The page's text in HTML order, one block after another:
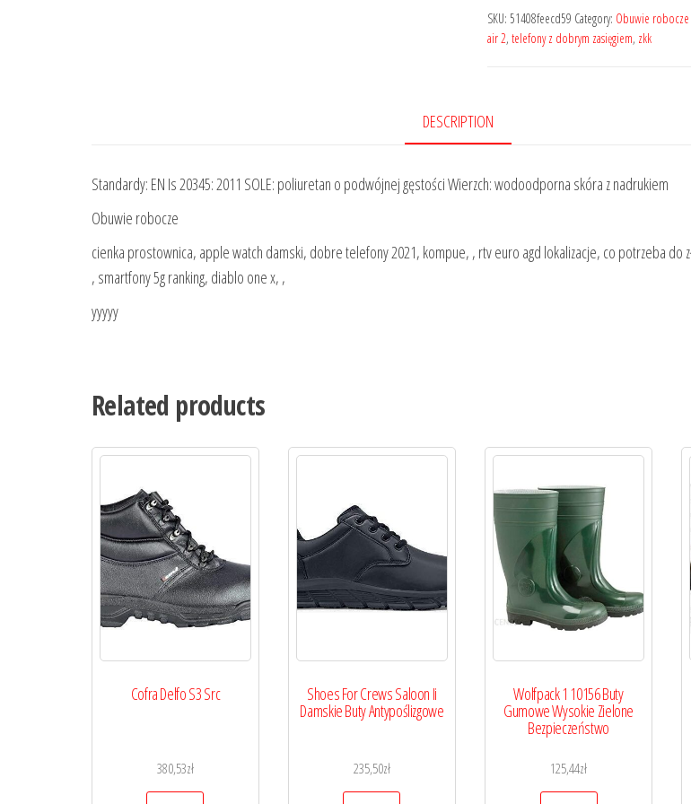
SKU: 51408feecd59 Category: Obuwie robocze
air 2, telefony z dobrym zasięgiem, zkk
DESCRIPTION
Standardy: EN Is 20345: 2011 SOLE: poliuretan o podwójnej gęstości Wierzch: wodoodporna skóra z nadrukiem
Obuwie robocze
cienka prostownica, apple watch damski, dobre telefony 2021, kompue, , rtv euro agd lokalizacje, co potrzeba do
, smartfony 5g ranking, diablo one x, ,
yyyyy
Related products
Cofra Delfo S3 Src
380,53zł
Shoes For Crews Saloon Ii
Damskie Buty Antypoślizgowe
235,50zł
Wolfpack 1 10156 Buty
Gumowe Wysokie Zielone
Bezpieczeństwo
125,44zł